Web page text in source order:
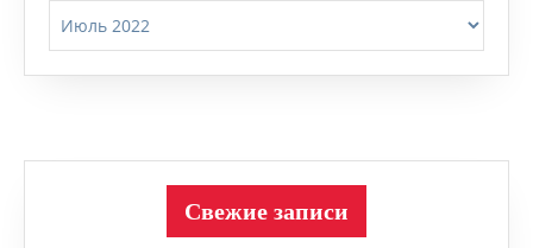
Свежие записи